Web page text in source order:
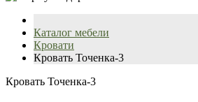
Каталог мебели
Кровати
Кровать Точенка-3
Кровать Точенка-3